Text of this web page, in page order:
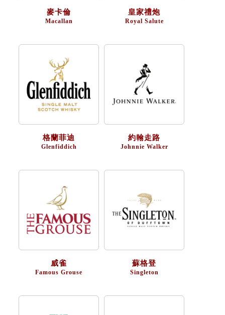
麥卡倫
Macallan
皇家禮炮
Royal Salute
格蘭菲迪
Glenfiddich
約翰走路
Johnnie Walker
威雀
Famous Grouse
蘇格登
Singleton